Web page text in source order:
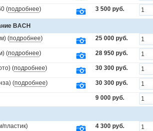
(подробнее) 3 500 руб.
BACH
(подробнее) 25 000 руб.
(подробнее) 28 950 руб.
(подробнее) 30 300 руб.
(подробнее) 30 300 руб.
9 000 руб.
пластик)
4 300 руб.